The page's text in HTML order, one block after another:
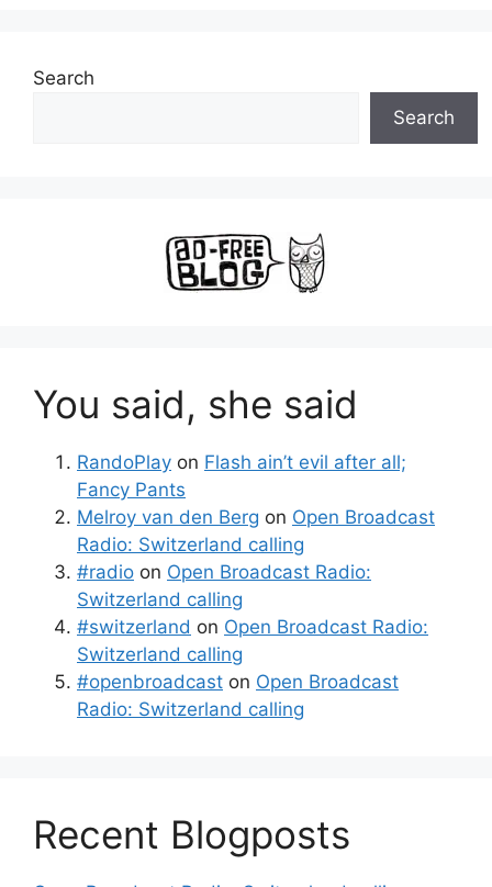
Search
Search
You said, she said
RandoPlay on Flash ain’t evil after all;
Fancy Pants
Melroy van den Berg on Open Broadcast
Radio: Switzerland calling
#radio on Open Broadcast Radio:
Switzerland calling
#switzerland on Open Broadcast Radio:
Switzerland calling
#openbroadcast on Open Broadcast
Radio: Switzerland calling
Recent Blogposts